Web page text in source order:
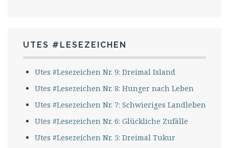
UTES #LESEZEICHEN
Utes #Lesezeichen Nr. 9: Dreimal Island
Utes #Lesezeichen Nr. 8: Hunger nach Leben
Utes #Lesezeichen Nr. 7: Schwieriges Landleben
Utes #Lesezeichen Nr. 6: Glückliche Zufälle
Utes #Lesezeichen Nr. 5: Dreimal Tukur